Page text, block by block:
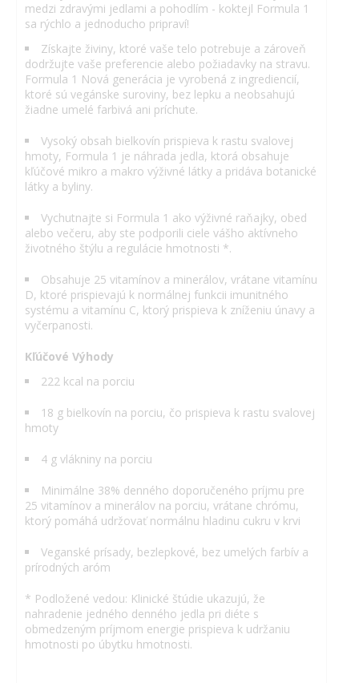
medzi zdravými jedlami a pohodlím - koktejl Formula 1
sa rýchlo a jednoducho pripraví!
Získajte živiny, ktoré vaše telo potrebuje a zároveň
dodržujte vaše preferencie alebo požiadavky na stravu.
Formula 1 Nová generácia je vyrobená z ingrediencií,
ktoré sú vegánske suroviny, bez lepku a neobsahujú
žiadne umelé farbivá ani príchute.
Vysoký obsah bielkovín prispieva k rastu svalovej
hmoty, Formula 1 je náhrada jedla, ktorá obsahuje
kľúčové mikro a makro výživné látky a pridáva botanické
látky a byliny.
Vychutnajte si Formula 1 ako výživné raňajky, obed
alebo večeru, aby ste podporili ciele vášho aktívneho
životného štýlu a regulácie hmotnosti *.
Obsahuje 25 vitamínov a minerálov, vrátane vitamínu
D, ktoré prispievajú k normálnej funkcii imunitného
systému a vitamínu C, ktorý prispieva k zníženiu únavy a
vyčerpanosti.
Kľúčové Výhody
222 kcal na porciu
18 g bielkovín na porciu, čo prispieva k rastu svalovej
hmoty
4 g vlákniny na porciu
Minimálne 38% denného doporučeného príjmu pre
25 vitamínov a minerálov na porciu, vrátane chrómu,
ktorý pomáhá udržovať normálnu hladinu cukru v krvi
Veganské prísady, bezlepkové, bez umelých farbív a
prírodných aróm
* Podložené vedou: Klinické štúdie ukazujú, že
nahradenie jedného denného jedla pri diéte s
obmedzeným príjmom energie prispieva k udržaniu
hmotnosti po úbytku hmotnosti.